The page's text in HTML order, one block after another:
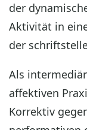
der
Aktivität in
der
Als
affektiven
Korrektiv